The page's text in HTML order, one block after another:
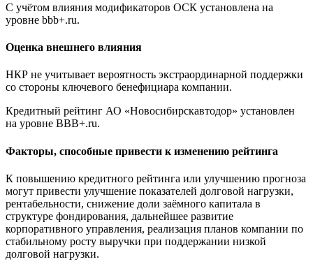
С учётом влияния модификаторов ОСК установлена на
уровне bbb+.ru.
Оценка внешнего влияния
НКР не учитывает вероятность экстраординарной поддержки
со стороны ключевого бенефициара компании.
Кредитный рейтинг АО «Новосибирскавтодор» установлен
на уровне BBB+.ru.
Факторы, способные привести к изменению рейтинга
К повышению кредитного рейтинга или улучшению прогноза
могут привести улучшение показателей долговой нагрузки,
рентабельности, снижение доли заёмного капитала в
структуре фондирования, дальнейшее развитие
корпоративного управления, реализация планов компании по
стабильному росту выручки при поддержании низкой
долговой нагрузки.